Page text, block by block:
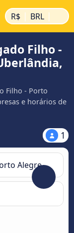
R$ | BRL |
Filho -
Filho - Porto
e horários de
1